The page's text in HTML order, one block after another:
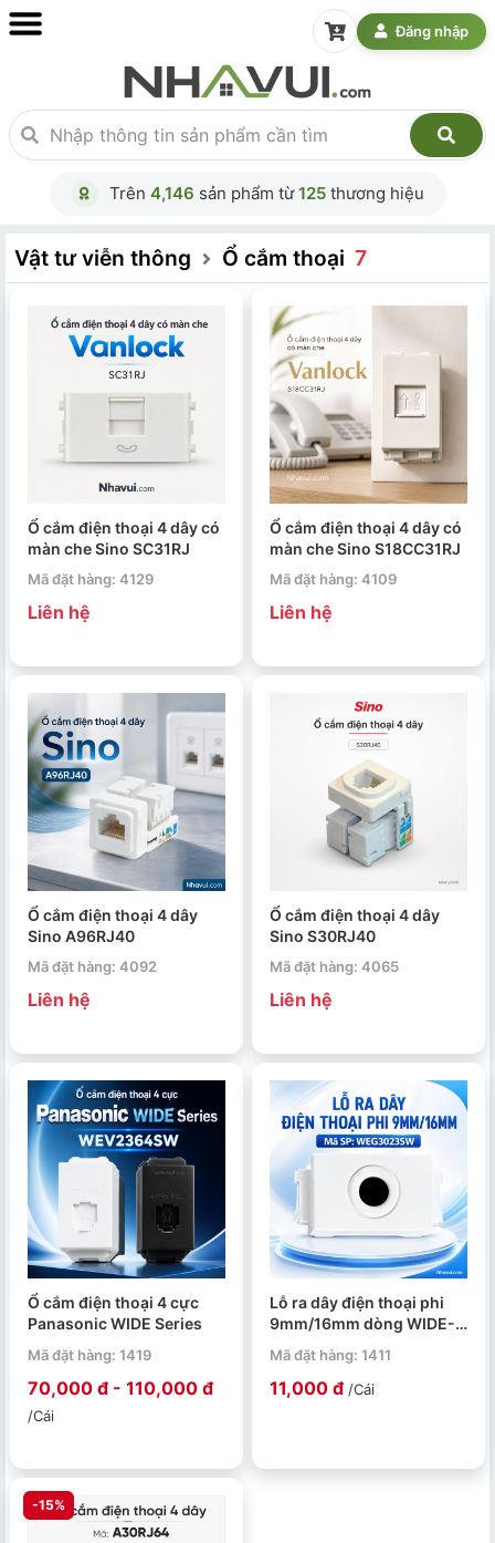
Đăng nhập
Trên 4,146 sản phẩm từ125thương hiệu
Vật tư viễn thông Ổ cắm thoại 7
Ổ cắm điện thoại 4 dây có
màn che Sino SC31RJ
Mã đặt hàng: 4129
Liên hệ
Ổ cắm điện thoại 4 dây có
màn che Sino S18CC31RJ
Mã đặt hàng: 4109
Liên hệ
Ổ cắm điện thoại 4 dây
Sino A96RJ40
Mã đặt hàng: 4092
Liên hệ
Ổ cắm điện thoại 4 dây
Sino S30RJ40
Mã đặt hàng: 4065
Liên hệ
Ổ cắm điện thoại 4 cực
Panasonic WIDE Series
Mã đặt hàng: 1419
70,000 đ - 110,000 đ
/Cái
Lỗ ra dây điện thoại phi
9mm/16mm dòng WIDE-
Mã đặt hàng: 1411
11,000 đ /Cái
-15%